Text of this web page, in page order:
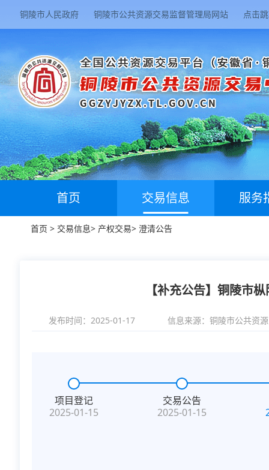
铜陵市人民政府 铜陵市公共资源交易监督管理局网站 点击
首页 交易信息 服务
首页 > 交易信息> 产权交易> 澄清公告
【补充公告】铜陵市
发布时间：2025-01-17 信息来源： 铜陵市公共资
项目登记
2025-01-15
交易公告
2025-01-15